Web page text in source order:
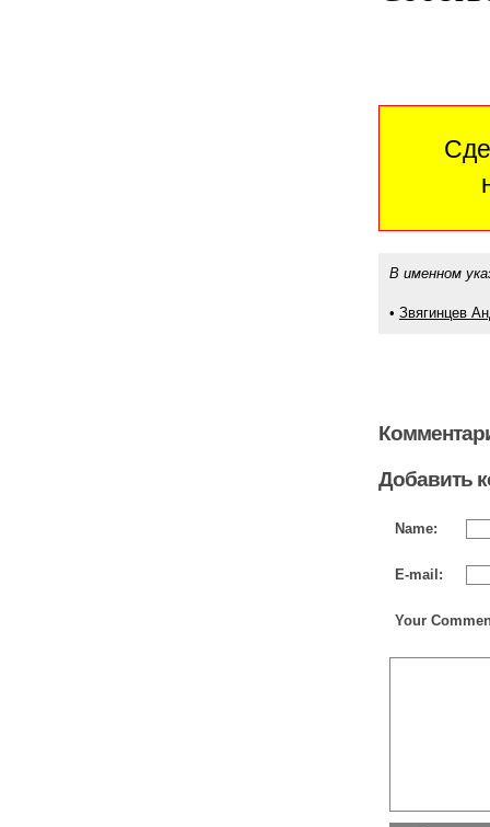
В именном
• Звягинцев
Добавить
Name:
E-mail:
Your